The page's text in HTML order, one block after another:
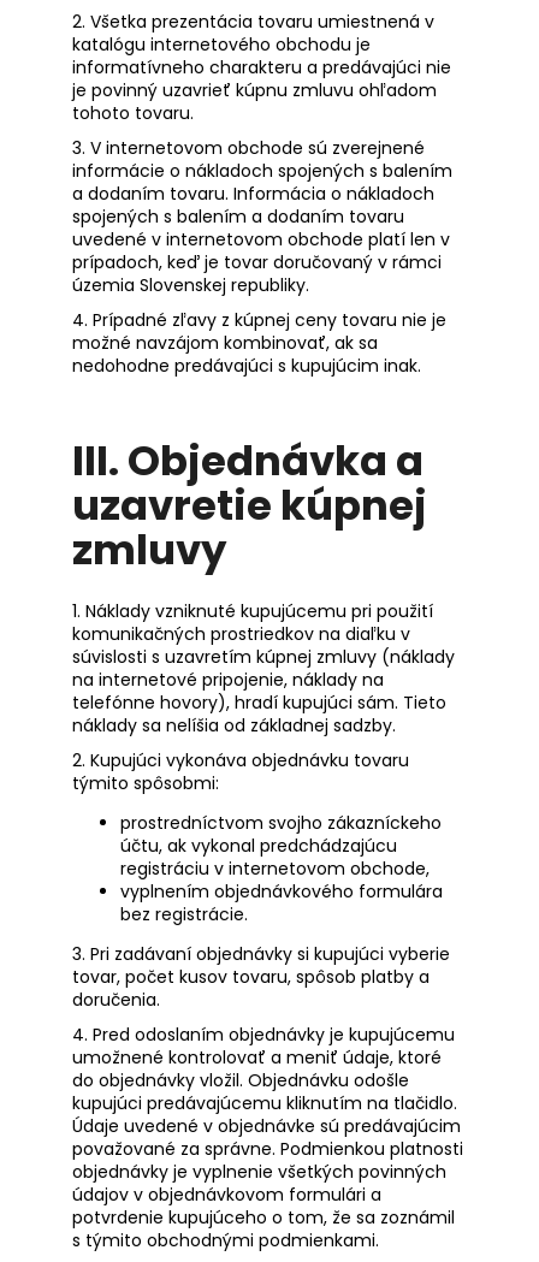
2. Všetka prezentácia tovaru umiestnená v
katalógu internetového obchodu je
informatívneho charakteru a predávajúci nie
je povinný uzavrieť kúpnu zmluvu ohľadom
tohoto tovaru.
3. V internetovom obchode sú zverejnené
informácie o nákladoch spojených s balením
a dodaním tovaru. Informácia o nákladoch
spojených s balením a dodaním tovaru
uvedené v internetovom obchode platí len v
prípadoch, keď je tovar doručovaný v rámci
územia Slovenskej republiky.
4. Prípadné zľavy z kúpnej ceny tovaru nie je
možné navzájom kombinovať, ak sa
nedohodne predávajúci s kupujúcim inak.
III.Objednávka a
uzavretie kúpnej
zmluvy
1. Náklady vzniknuté kupujúcemu pri použití
komunikačných prostriedkov na diaľku v
súvislosti s uzavretím kúpnej zmluvy (náklady
na internetové pripojenie, náklady na
telefónne hovory), hradí kupujúci sám. Tieto
náklady sa nelíšia od základnej sadzby.
2. Kupujúci vykonáva objednávku tovaru
týmito spôsobmi:
prostredníctvom svojho zákazníckeho
účtu, ak vykonal predchádzajúcu
registráciu v internetovom obchode,
vyplnením objednávkového formulára
bez registrácie.
3. Pri zadávaní objednávky si kupujúci vyberie
tovar, počet kusov tovaru, spôsob platby a
doručenia.
4. Pred odoslaním objednávky je kupujúcemu
umožnené kontrolovať a meniť údaje, ktoré
do objednávky vložil. Objednávku odošle
kupujúci predávajúcemu kliknutím na tlačidlo.
Údaje uvedené v objednávke sú predávajúcim
považované za správne. Podmienkou platnosti
objednávky je vyplnenie všetkých povinných
údajov v objednávkovom formulári a
potvrdenie kupujúceho o tom, že sa zoznámil
s týmito obchodnými podmienkami.